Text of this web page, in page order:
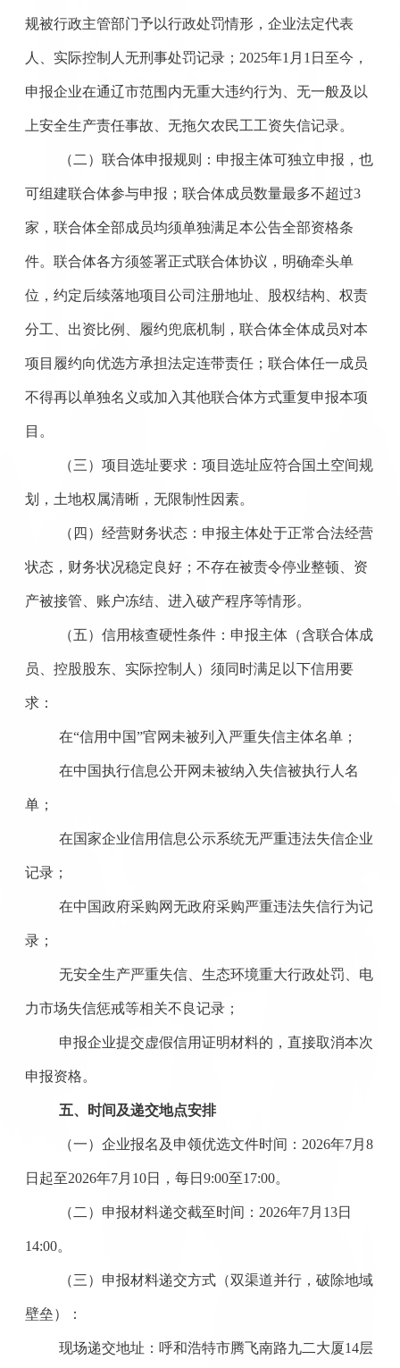
规被行政主管部门予以行政处罚情形，企业法定代表
人、实际控制人无刑事处罚记录；2025年1月1日至今，
申报企业在通辽市范围内无重大违约行为、无一般及以
上安全生产责任事故、无拖欠农民工工资失信记录。
（二）联合体申报规则：申报主体可独立申报，也
可组建联合体参与申报；联合体成员数量最多不超过3
家，联合体全部成员均须单独满足本公告全部资格条
件。联合体各方须签署正式联合体协议，明确牵头单
位，约定后续落地项目公司注册地址、股权结构、权责
分工、出资比例、履约兜底机制，联合体全体成员对本
项目履约向优选方承担法定连带责任；联合体任一成员
不得再以单独名义或加入其他联合体方式重复申报本项
目。
（三）项目选址要求：项目选址应符合国土空间规
划，土地权属清晰，无限制性因素。
（四）经营财务状态：申报主体处于正常合法经营
状态，财务状况稳定良好；不存在被责令停业整顿、资
产被接管、账户冻结、进入破产程序等情形。
（五）信用核查硬性条件：申报主体（含联合体成
员、控股股东、实际控制人）须同时满足以下信用要
求：
在“信用中国”官网未被列入严重失信主体名单；
在中国执行信息公开网未被纳入失信被执行人名
单；
在国家企业信用信息公示系统无严重违法失信企业
记录；
在中国政府采购网无政府采购严重违法失信行为记
录；
无安全生产严重失信、生态环境重大行政处罚、电
力市场失信惩戒等相关不良记录；
申报企业提交虚假信用证明材料的，直接取消本次
申报资格。
五、时间及递交地点安排
（一）企业报名及申领优选文件时间： 2026年7月8
日起至2026年7月10日，每日9:00至17:00。
（二）申报材料递交截至时间： 2026年7月13日
14:00。
（三）申报材料递交方式（双渠道并行，破除地域
壁垒）：
现场递交地址：呼和浩特市腾飞南路九二大厦14层